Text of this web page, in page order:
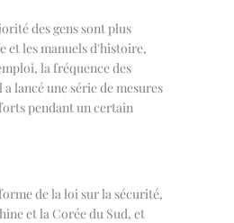
des gens sont plus
et les manuels d'histoire,
la fréquence des
lancé une série de mesures
pendant un certain
de la loi sur la sécurité,
et la Corée du Sud, et